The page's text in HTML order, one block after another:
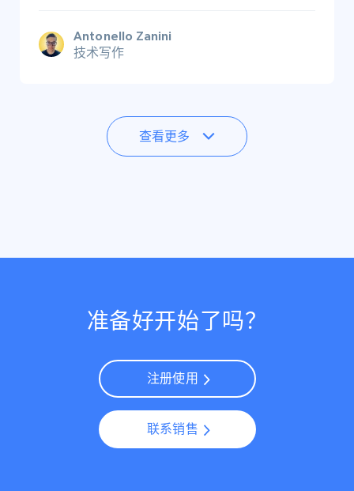
Antonello Zanini
技术写作
查看更多
准备好开始了吗？
注册使用
联系销售